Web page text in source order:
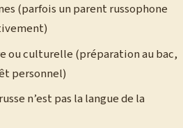
(parfois un parent russophone
ou culturelle (préparation au bac,
personnel)
n’est pas la langue de la